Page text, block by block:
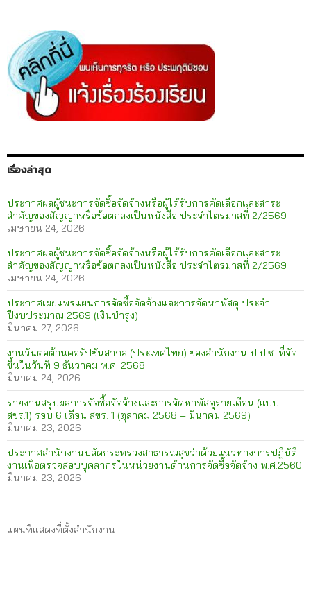
เรื่องล่าสุด
ประกาศผลผู้ชนะการจัดซื้อจัดจ้างหรือผู้ได้รับการคัดเลือกและสาระ
สำคัญของสัญญาหรือข้อตกลงเป็นหนังสือ ประจำไตรมาสที่ 2/2569
เมษายน 24, 2026
ประกาศผลผู้ชนะการจัดซื้อจัดจ้างหรือผู้ได้รับการคัดเลือกและสาระ
สำคัญของสัญญาหรือข้อตกลงเป็นหนังสือ ประจำไตรมาสที่ 2/2569
เมษายน 24, 2026
ประกาศเผยแพร่แผนการจัดซื้อจัดจ้างและการจัดหาพัสดุ ประจำ
ปีงบประมาณ 2569 (เงินบำรุง)
มีนาคม 27, 2026
งานวันต่อต้านคอรัปชั่นสากล (ประเทศไทย) ของสำนักงาน ป.ป.ช. ที่จัด
ขึ้นในวันที่ 9 ธันวาคม พ.ศ. 2568
มีนาคม 24, 2026
รายงานสรุปผลการจัดซื้อจัดจ้างและการจัดหาพัสดุรายเดือน (แบบ
สขร.1) รอบ 6 เดือน สขร. 1 (ตุลาคม 2568 – มีนาคม 2569)
มีนาคม 23, 2026
ประกาศสำนักงานปลัดกระทรวงสาธารณสุขว่าด้วยแนวทางการปฏิบัติ
งานเพื่อตรวจสอบบุคลากรในหน่วยงานด้านการจัดซื้อจัดจ้าง พ.ศ.2560
มีนาคม 23, 2026
แผนที่แสดงที่ตั้งสำนักงาน